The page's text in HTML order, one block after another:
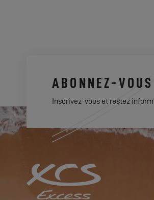
ABONNEZ-
Inscrivez-vous et restez